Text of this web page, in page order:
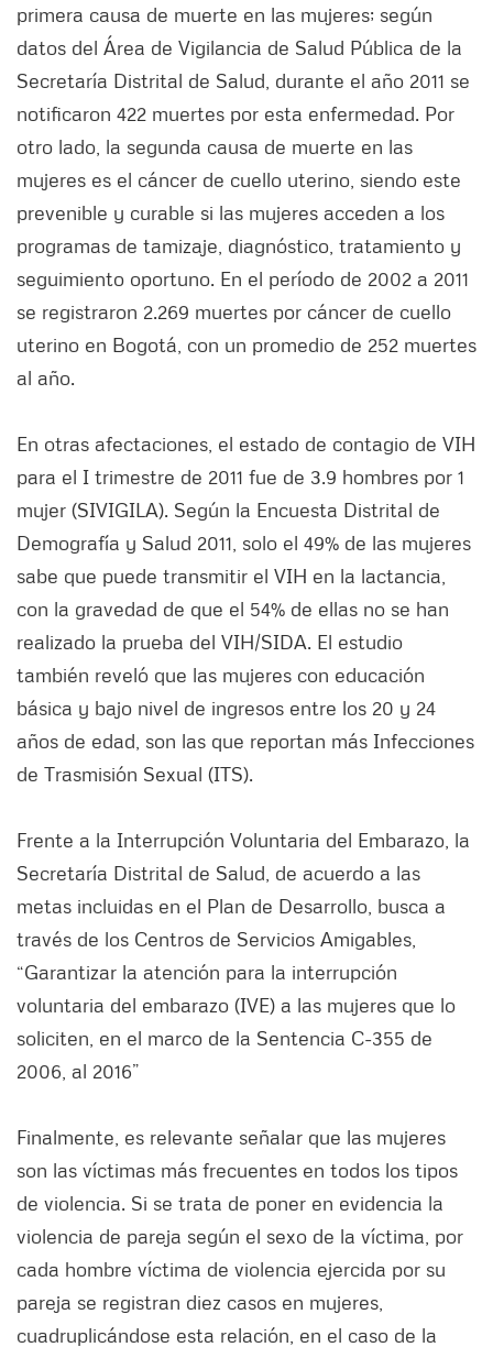
primera causa de muerte en las mujeres; según
datos del Área de Vigilancia de Salud Pública de la
Secretaría Distrital de Salud, durante el año 2011 se
notificaron 422 muertes por esta enfermedad. Por
otro lado, la segunda causa de muerte en las
mujeres es el cáncer de cuello uterino, siendo este
prevenible y curable si las mujeres acceden a los
programas de tamizaje, diagnóstico, tratamiento y
seguimiento oportuno. En el período de 2002 a 2011
se registraron 2.269 muertes por cáncer de cuello
uterino en Bogotá, con un promedio de 252 muertes
al año.
En otras afectaciones, el estado de contagio de VIH
para el I trimestre de 2011 fue de 3.9 hombres por 1
mujer (SIVIGILA). Según la Encuesta Distrital de
Demografía y Salud 2011, solo el 49% de las mujeres
sabe que puede transmitir el VIH en la lactancia,
con la gravedad de que el 54% de ellas no se han
realizado la prueba del VIH/SIDA. El estudio
también reveló que las mujeres con educación
básica y bajo nivel de ingresos entre los 20 y 24
años de edad, son las que reportan más Infecciones
de Trasmisión Sexual (ITS).
Frente a la Interrupción Voluntaria del Embarazo, la
Secretaría Distrital de Salud, de acuerdo a las
metas incluidas en el Plan de Desarrollo, busca a
través de los Centros de Servicios Amigables,
“Garantizar la atención para la interrupción
voluntaria del embarazo (IVE) a las mujeres que lo
soliciten, en el marco de la Sentencia C-355 de
2006, al 2016”
Finalmente, es relevante señalar que las mujeres
son las víctimas más frecuentes en todos los tipos
de violencia. Si se trata de poner en evidencia la
violencia de pareja según el sexo de la víctima, por
cada hombre víctima de violencia ejercida por su
pareja se registran diez casos en mujeres,
cuadruplicándose esta relación, en el caso de la